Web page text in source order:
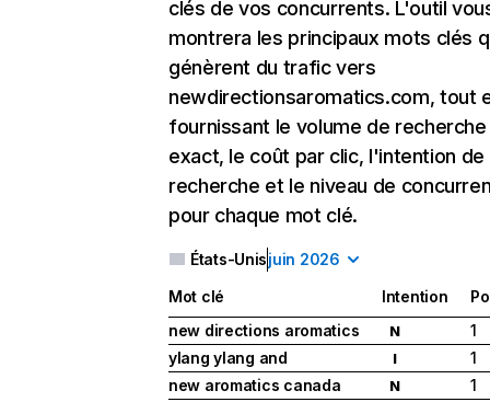
clés de vos concurrents. L'outil
montrera les principaux mots clés
génèrent du trafic vers
newdirectionsaromatics.com, tout
fournissant le volume de recherche
exact, le coût par clic, l'intention de
recherche et le niveau de
pour chaque mot clé.
États-Unisjuin 2026
Mot clé Intention
new directions aromatics
N
1
ylang ylang and
I
1
new aromatics canada
N
1